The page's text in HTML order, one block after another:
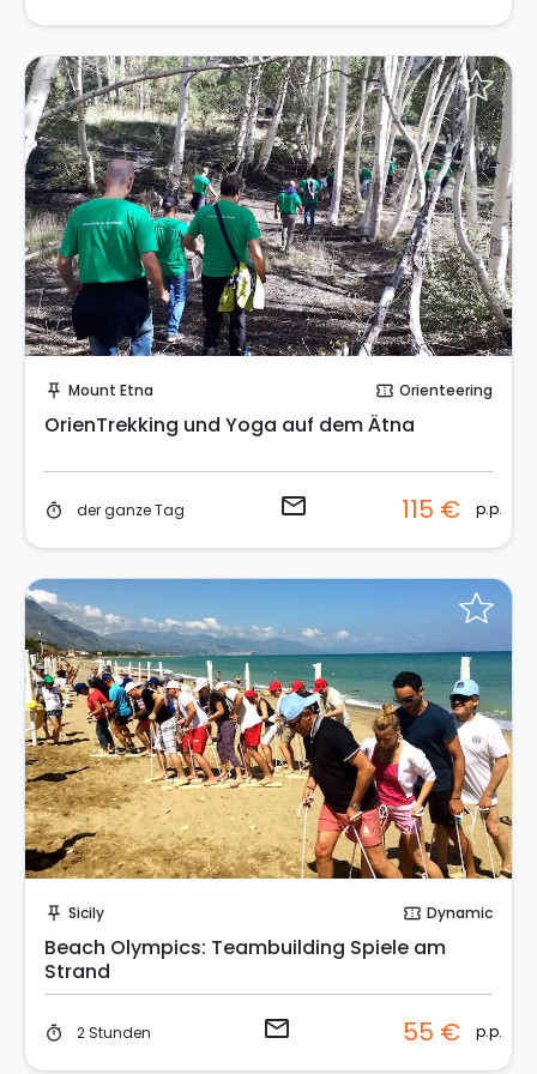
push_pin Mount Etna confirmation_number Orienteering
OrienTrekking und Yoga auf dem Ätna
timer der ganze Tag email 115 € p.p.
push_pin Sicily confirmation_number Dynamic
Beach Olympics: Teambuilding Spiele am
Strand
timer 2 Stunden email 55 € p.p.